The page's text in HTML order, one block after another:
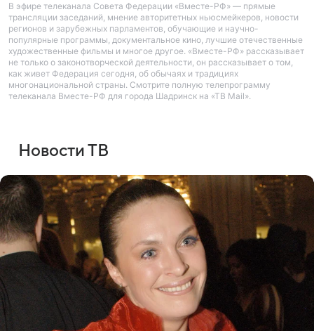
В эфире телеканала Совета Федерации «Вместе-РФ» — прямые
трансляции заседаний, мнение авторитетных ньюсмейкеров, новости
регионов и зарубежных парламентов, обучающие и научно-
популярные программы, документальное кино, лучшие отечественные
художественные фильмы и многое другое. «Вместе-РФ» рассказывает
не только о законотворческой деятельности, он рассказывает о том,
как живет Федерация сегодня, об обычаях и традициях
многонациональной страны. Смотрите полную телепрограмму
телеканала Вместе-РФ для города Шадринск на «ТВ Mail».
Новости ТВ